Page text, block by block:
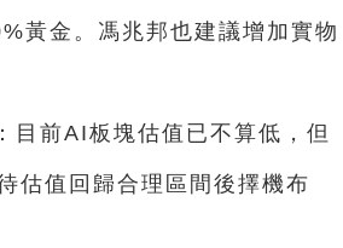
黃金。馮兆邦也建議增加實物
目前AI板塊估值已不算低，但
估值回歸合理區間後擇機布